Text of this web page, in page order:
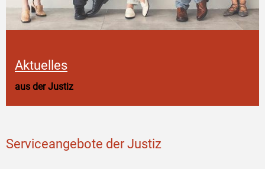
Aktuelles
aus der Justiz
Serviceangebote der Justiz